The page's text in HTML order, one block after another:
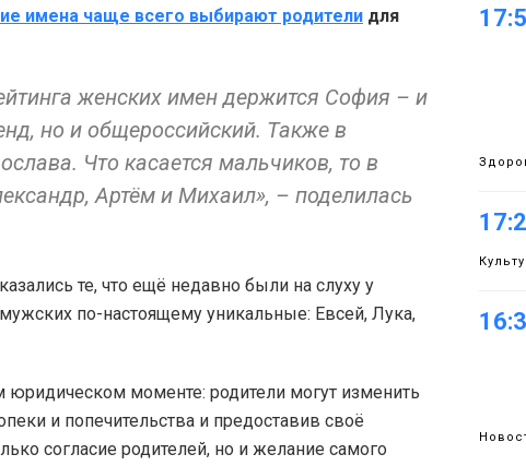
имена чаще всего выбирают родители для
женских имен держится София – и
но и общероссийский. Также в
Что касается мальчиков, то в
Артём и Михаил», – поделилась
те, что ещё недавно были на слуху у
по-настоящему уникальные: Евсей, Лука,
моменте: родители могут изменить
и попечительства и предоставив своё
согласие родителей, но и желание самого